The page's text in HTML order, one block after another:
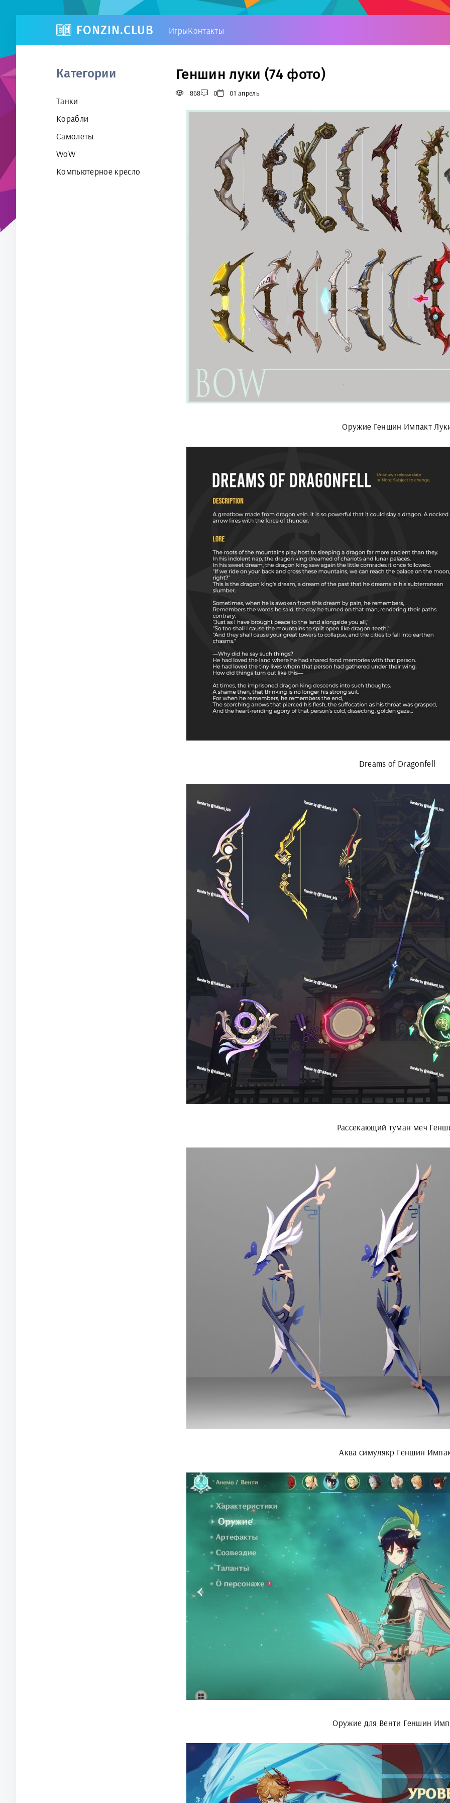
FONZIN.CLUB ИгрыКонтакты
Категории
Танки
Корабли
Самолеты
WoW
Компьютерное кресло
Геншин луки (74 фото)
868 0 01 апрель
Оружие Геншин Импакт
Dreams of Dragonfell
Рассекающий туман меч
Аква симулякр Геншин
Оружие для Венти Геншин